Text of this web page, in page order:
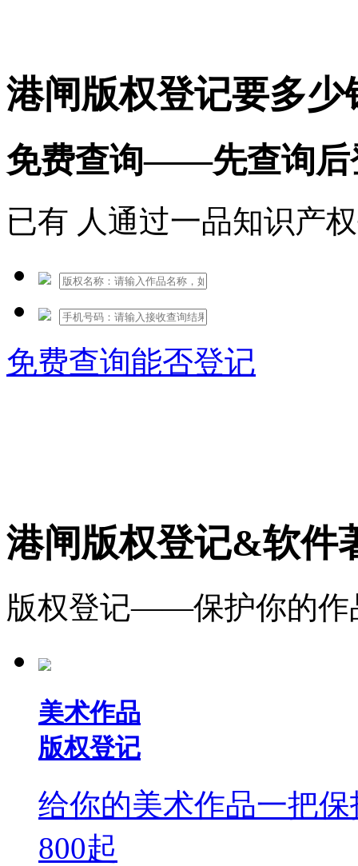
港闸版权登记要多少
免费查询——先查询后
已有 人通过一品知识产
免费查询能否登记
港闸版权登记&软件
版权登记——保护你的作
美术作品
版权登记
给你的美术作品一把保
800起